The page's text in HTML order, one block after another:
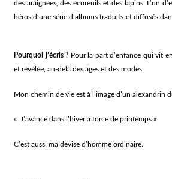
des araignées, des écureuils et des lapins. L’un
héros d’une série d’albums traduits et diffusés
Pourquoi j’écris ? Pour la part d’enfance qui vit
et révélée, au-delà des âges et des modes.
Mon chemin de vie est à l’image d’un alexandrin
« J’avance dans l’hiver à force de printemps »
C’est aussi ma devise d’homme ordinaire.